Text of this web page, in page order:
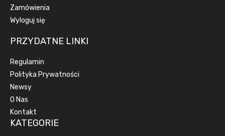
Zamówienia
Wyloguj się
PRZYDATNE LINKI
Regulamin
Polityka Prywatności
Newsy
O Nas
Kontakt
KATEGORIE